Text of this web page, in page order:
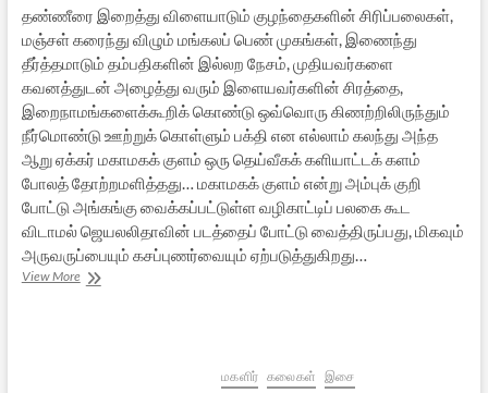
தண்ணீரை இறைத்து விளையாடும் குழந்தைகளின் சிரிப்பலைகள்,
மஞ்சள் கரைந்து விழும் மங்கலப் பெண் முகங்கள், இணைந்து
தீர்த்தமாடும் தம்பதிகளின் இல்லற நேசம், முதியவர்களை
கவனத்துடன் அழைத்து வரும் இளையவர்களின் சிரத்தை,
இறைநாமங்களைக்கூறிக் கொண்டு ஒவ்வொரு கிணற்றிலிருந்தும்
நீர்மொண்டு ஊற்றுக் கொள்ளும் பக்தி என எல்லாம் கலந்து அந்த
ஆறு ஏக்கர் மகாமகக் குளம் ஒரு தெய்வீகக் களியாட்டக் களம்
போலத் தோற்றமளித்தது… மகாமகக் குளம் என்று அம்புக் குறி
போட்டு அங்கங்கு வைக்கப்பட்டுள்ள வழிகாட்டிப் பலகை கூட
விடாமல் ஜெயலலிதாவின் படத்தைப் போட்டு வைத்திருப்பது, மிகவும்
அருவருப்பையும் கசப்புணர்வையும் ஏற்படுத்துகிறது…
View Moreமகாமகம்:
மகளிர் கலைகள் இசை